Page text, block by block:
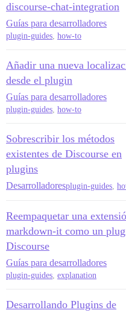
discourse-chat-integration
Guías para desarrolladores
plugin-guides, how-to
Añadir una nueva
desde el plugin
Guías para desarrolladores
plugin-guides, how-to
Sobrescribir los métodos
existentes de Discourse en
plugins
Desarrolladoresplugin-guides
Reempaquetar una
markdown-it como un
Discourse
Guías para desarrolladores
plugin-guides, explanation
Desarrollando Plugins de